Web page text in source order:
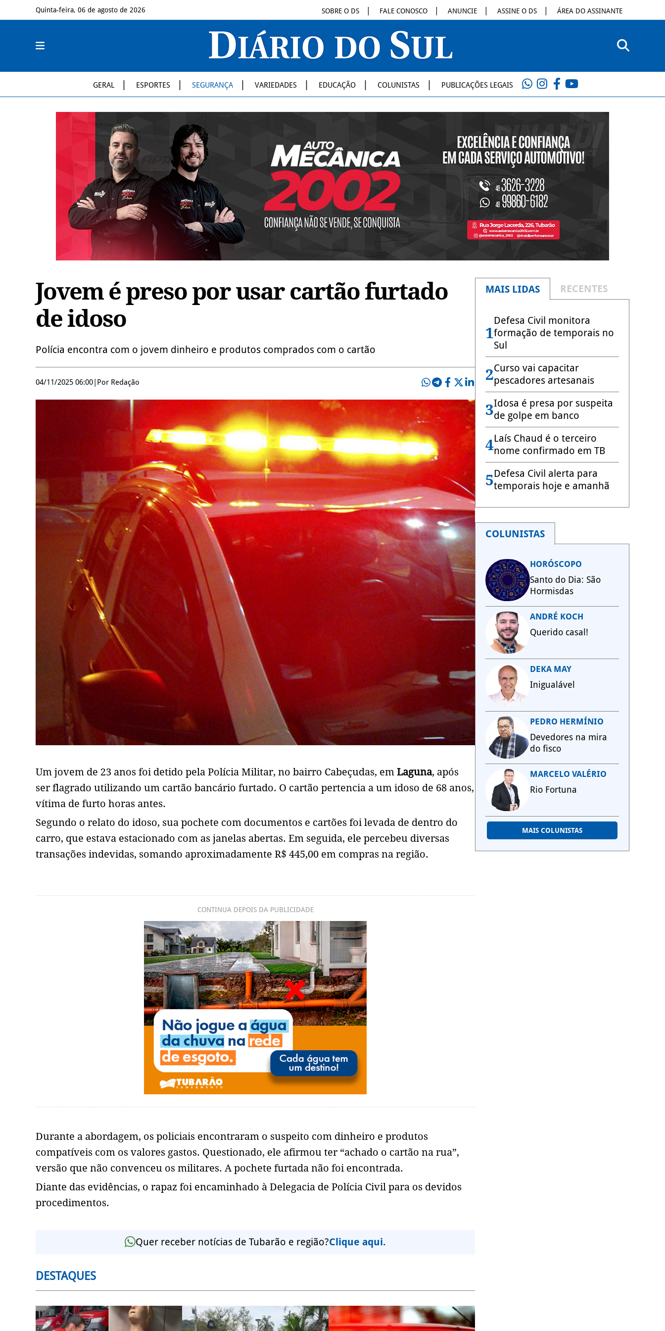
Quinta-feira, 06 de agosto de 2026 SOBRE O DS FALE CONOSCO ANUNCIE ASSINE O DS ÁREA DO ASSINANTE
GERAL ESPORTES SEGURANÇA VARIEDADES EDUCAÇÃO COLUNISTAS PUBLICAÇÕES LEGAIS
Jovem é preso por usar cartão furtado
de idoso
Polícia encontra com o jovem dinheiro e produtos comprados com o cartão
04/11/2025 06:00 Por Redação
Um jovem de 23 anos foi detido pela Polícia Militar, no bairro Cabeçudas, em Laguna, após
ser flagrado utilizando um cartão bancário furtado. O cartão pertencia a um idoso de 68 anos,
vítima de furto horas antes.
Segundo o relato do idoso, sua pochete com documentos e cartões foi levada de dentro do
carro, que estava estacionado com as janelas abertas. Em seguida, ele percebeu diversas
transações indevidas, somando aproximadamente R$ 445,00 em compras na região.
CONTINUA DEPOIS DA PUBLICIDADE
Durante a abordagem, os policiais encontraram o suspeito com dinheiro e produtos
compatíveis com os valores gastos. Questionado, ele afirmou ter “achado o cartão na rua”,
versão que não convenceu os militares. A pochete furtada não foi encontrada.
Diante das evidências, o rapaz foi encaminhado à Delegacia de Polícia Civil para os devidos
procedimentos.
Quer receber notícias de Tubarão e região?Clique aqui.
DESTAQUES
MAIS LIDAS RECENTES
1
Defesa Civil monitora
formação de temporais no
Sul
2Curso vai capacitar
pescadores artesanais
3Idosa é presa por suspeita
de golpe em banco
4Laís Chaud é o terceiro
nome confirmado em TB
5Defesa Civil alerta para
temporais hoje e amanhã
COLUNISTAS
HORÓSCOPO
Santo do Dia: São
Hormisdas
ANDRÉ KOCH
Querido casal!
DEKA MAY
Inigualável
PEDRO HERMÍNIO
Devedores na mira
do fisco
MARCELO VALÉRIO
Rio Fortuna
MAIS COLUNISTAS